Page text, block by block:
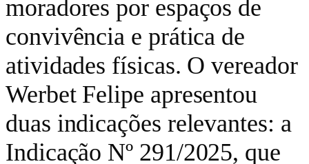
moradores por espaços de
convivência e prática de
atividades físicas. O vereador
Werbet Felipe apresentou
duas indicações relevantes: a
Indicação Nº 291/2025, que